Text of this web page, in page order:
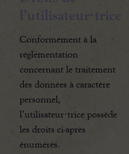
l’utilisateur·trice
Conformément à la
réglementation
concernant le traitement
des données à caractère
personnel,
l’utilisateur·trice possède
les droits ci-après
énumérés.